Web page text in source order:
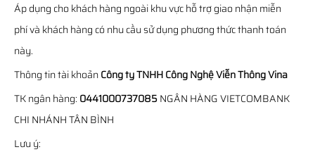
Áp dụng cho khách hàng ngoài khu vực hỗ trợ giao nhận miễn
phí và khách hàng có nhu cầu sử dụng phương thức thanh toán
này.
Thông tin tài khoảnCông ty TNHH Công Nghệ Viễn Thông Vina
TK ngân hàng: 0441000737085NGÂN HÀNG VIETCOMBANK
CHI NHÁNH TÂN BÌNH
Lưu ý: